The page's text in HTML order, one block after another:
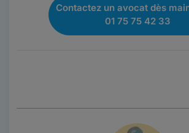
Contactez un avocat dès
01 75 75 42 33